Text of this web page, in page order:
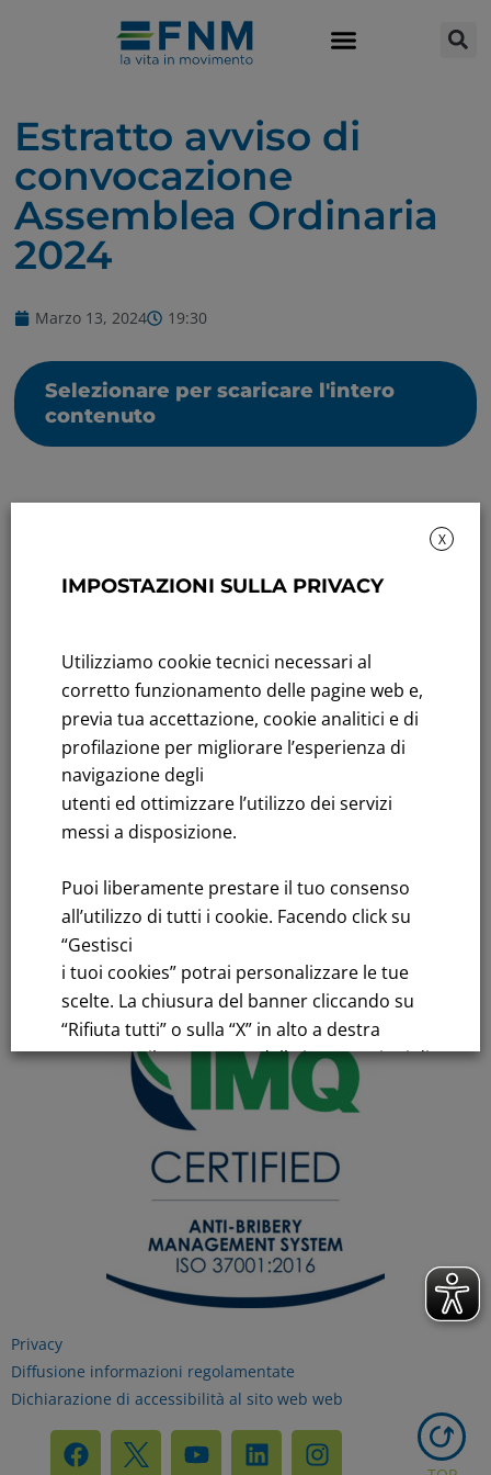
Estratto avviso di
convocazione
Assemblea Ordinaria
2024
Marzo 13, 2024 19:30
Selezionare per scaricare l'intero
contenuto
Andamento titolo: Il titolo in Borsa
Bandi di gara: Ultimi bandi
FNM S.p.A.
Sede in Milano, Piazzale Cadorna, 14
fnm@legalmail.it
Capitale sociale € 230.000.000,00 interamente versato
Iscrizione Registro Imprese
C.F.e P.IVA 00776140154
C.C.I.AA. Milano – REA 28331
Privacy
Diffusione informazioni regolamentate
Dichiarazione di accessibilità al sito web web
X
IMPOSTAZIONI SULLA PRIVACY
Utilizziamo cookie tecnici necessari al
corretto funzionamento delle pagine web e,
previa tua accettazione, cookie analitici e di
profilazione per migliorare l’esperienza di
navigazione degli
utenti ed ottimizzare l’utilizzo dei servizi
messi a disposizione.
Puoi liberamente prestare il tuo consenso
all’utilizzo di tutti i cookie. Facendo click su
“Gestisci
i tuoi cookies” potrai personalizzare le tue
scelte. La chiusura del banner cliccando su
“Rifiuta tutti” o sulla “X” in alto a destra
comporta il permanere delle impostazioni di
default e la continuazione della navigazione
in assenza di cookie o altri strumenti di
Per maggiori informazioni consulta la
Informativa sui dati personali e cookie
privacy
RIFIUTA TUTTI
GESTISCI I TUOI COOKIES